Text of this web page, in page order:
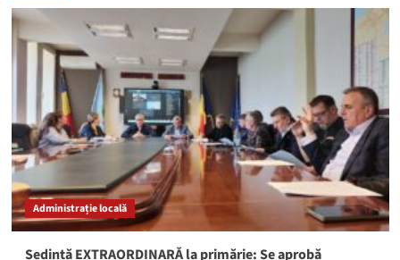
Administrație locală
Ședință EXTRAORDINARĂ la primărie: Se aprobă